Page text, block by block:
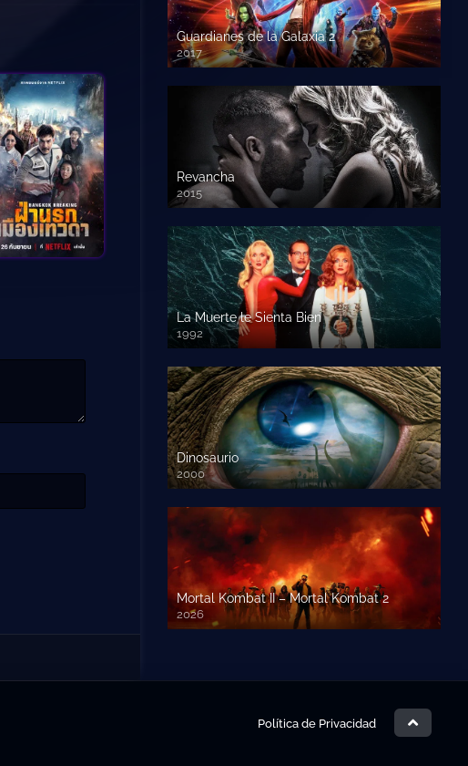
Guardianes de la Galaxia 2
2017
720p HD
Revancha
2015
720p HD
La Muerte le Sienta Bien
1992
720p HD
Dinosaurio
2000
720 HD
Mortal Kombat II – Mortal Kombat 2
2026
1080p HD
Política de Privacidad